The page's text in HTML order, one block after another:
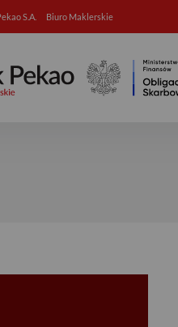
S.A. Biuro Maklerskie